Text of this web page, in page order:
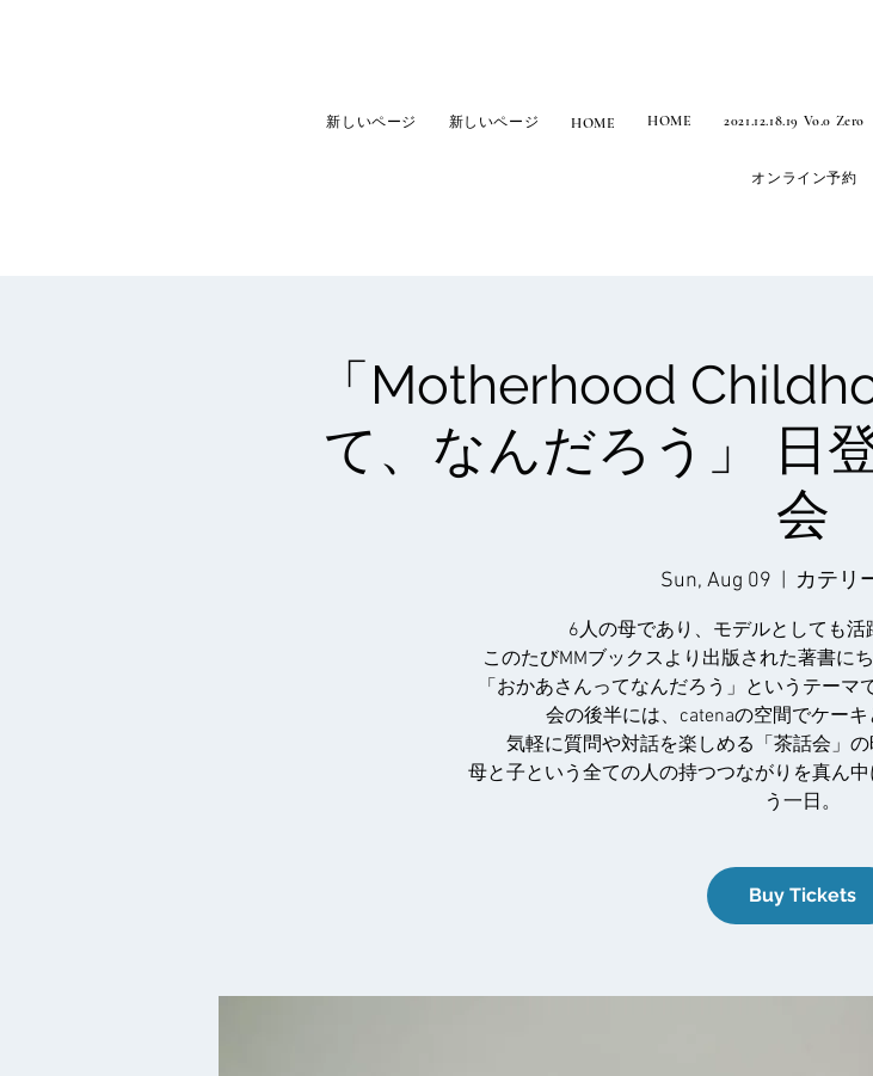
新しいページ 新しいページ HOME HOME 2021.12.18.19 Vo.0 Zero
オンライン予約
「Motherhood
て、なんだろう」 日
会
Sun, Aug 09 カテリ
6人の母であり、モデルとしても活
このたびMMブックスより出版された著書に
「おかあさんってなんだろう」というテーマ
会の後半には、catenaの空間でケーキ
気軽に質問や対話を楽しめる「茶話会」の
母と子という全ての人の持つつながりを真ん
う一日。
Buy Tickets